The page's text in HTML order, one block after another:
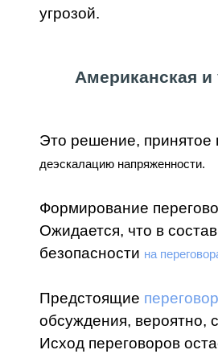
угрозой.
Американская и
Это решение, принятое
деэскалацию напряженности.
Формирование
Ожидается, что в
безопасности на
Предстоящие
обсуждения, вероятно,
Исход переговоров